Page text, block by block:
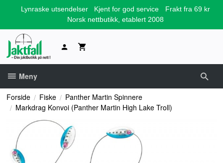
Lynraske utsendelser Kjent for god service
Frakt fra 69 kr
Norsk nettbutikk, etablert 2008
Meny
Forside Fiske
Panther Martin Spinnere
Markdrag Konvoi (Panther Martin High Lake Troll)